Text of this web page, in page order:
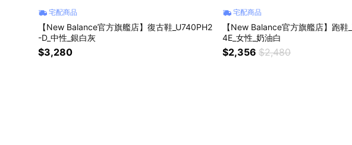
宅配商品
【New Balance官方旗艦店】復古鞋_U740PH2
-D_中性_銀白灰
$3,280
宅配商品
【New Balance官方旗艦店】跑
4E_女性_奶油白
$2,356 $2,480